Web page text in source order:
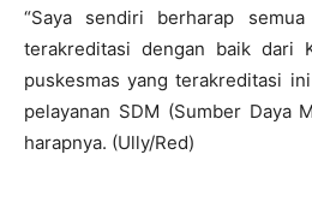
“Saya sendiri berharap
terakreditasi dengan baik dari
puskesmas yang terakreditasi
pelayanan SDM (Sumber Daya
harapnya. (Ully/Red)